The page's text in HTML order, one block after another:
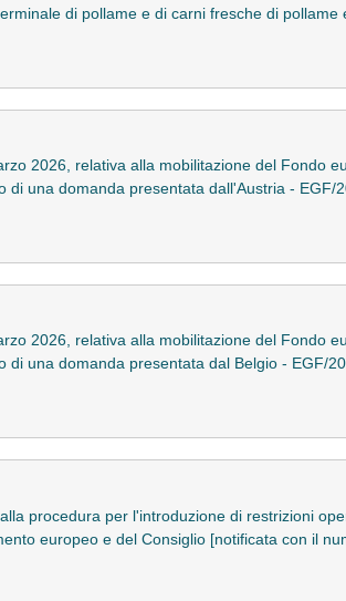
di pollame e di carni fresche di pollame
2026, relativa alla mobilitazione del Fondo
una domanda presentata dall'Austria - EGF/
2026, relativa alla mobilitazione del Fondo
una domanda presentata dal Belgio - EGF/
procedura per l'introduzione di restrizioni
europeo e del Consiglio [notificata con il